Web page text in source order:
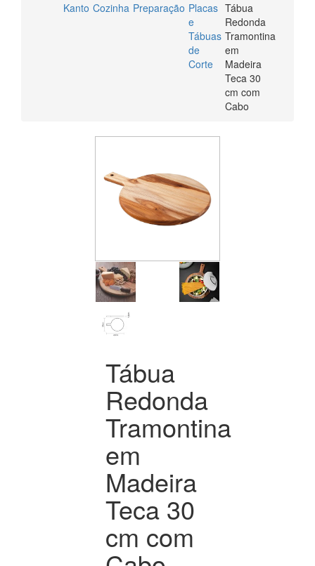
Kanto Cozinha Preparação Placas
e
Tábuas
de
Corte
Tábua
Redonda
Tramontina
em
Madeira
Teca 30
cm com
Cabo
Tábua
Redonda
Tramontina
em
Madeira
Teca 30
cm com